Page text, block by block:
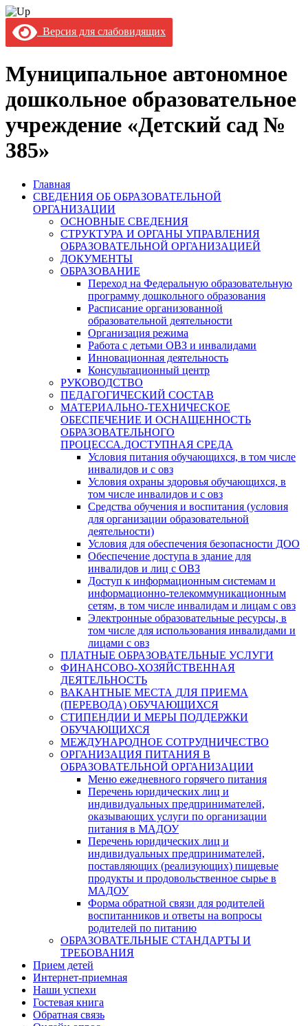
Версия для слабовидящих
Муниципальное автономное
дошкольное образовательное
учреждение «Детский сад №
385»
Главная
СВЕДЕНИЯ ОБ ОБРАЗОВАТЕЛЬНОЙ
ОРГАНИЗАЦИИ
ОСНОВНЫЕ СВЕДЕНИЯ
СТРУКТУРА И ОРГАНЫ УПРАВЛЕНИЯ
ОБРАЗОВАТЕЛЬНОЙ ОРГАНИЗАЦИЕЙ
ДОКУМЕНТЫ
ОБРАЗОВАНИЕ
Переход на Федеральную образовательную
программу дошкольного образования
Расписание организованной
образовательной деятельности
Организация режима
Работа с детьми ОВЗ и инвалидами
Инновационная деятельность
Консультационный центр
РУКОВОДСТВО
ПЕДАГОГИЧЕСКИЙ СОСТАВ
МАТЕРИАЛЬНО-ТЕХНИЧЕСКОЕ
ОБЕСПЕЧЕНИЕ И ОСНАЩЕННОСТЬ
ОБРАЗОВАТЕЛЬНОГО
ПРОЦЕССА.ДОСТУПНАЯ СРЕДА
Условия питания обучающихся, в том числе
инвалидов и с овз
Условия охраны здоровья обучающихся, в
том числе инвалидов и с овз
Средства обучения и воспитания (условия
для организации образовательной
деятельности)
Условия для обеспечения безопасности ДОО
Обеспечение доступа в здание для
инвалидов и лиц с ОВЗ
Доступ к информационным системам и
информационно-телекоммуникационным
сетям, в том числе инвалидам и лицам с овз
Электронные образовательные ресурсы, в
том числе для использования инвалидами и
лицами с овз
ПЛАТНЫЕ ОБРАЗОВАТЕЛЬНЫЕ УСЛУГИ
ФИНАНСОВО-ХОЗЯЙСТВЕННАЯ
ДЕЯТЕЛЬНОСТЬ
ВАКАНТНЫЕ МЕСТА ДЛЯ ПРИЕМА
(ПЕРЕВОДА) ОБУЧАЮЩИХСЯ
СТИПЕНДИИ И МЕРЫ ПОДДЕРЖКИ
ОБУЧАЮЩИХСЯ
МЕЖДУНАРОДНОЕ СОТРУДНИЧЕСТВО
ОРГАНИЗАЦИЯ ПИТАНИЯ В
ОБРАЗОВАТЕЛЬНОЙ ОРГАНИЗАЦИИ
Меню ежедневного горячего питания
Перечень юридических лиц и
индивидуальных предпринимателей,
оказывающих услуги по организации
питания в МАДОУ
Перечень юридических лиц и
индивидуальных предпринимателей,
поставляющих (реализующих) пищевые
продукты и продовольственное сырье в
МАДОУ
Форма обратной связи для родителей
воспитанников и ответы на вопросы
родителей по питанию
ОБРАЗОВАТЕЛЬНЫЕ СТАНДАРТЫ И
ТРЕБОВАНИЯ
Прием детей
Интернет-приемная
Наши успехи
Гостевая книга
Обратная связь